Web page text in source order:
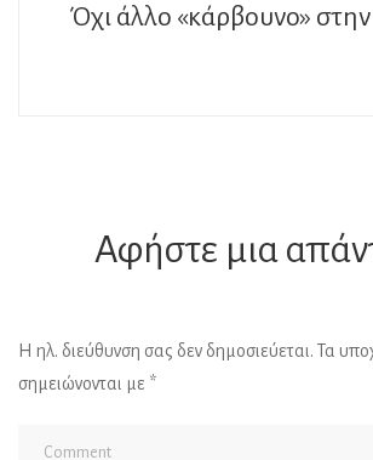
Όχι άλλο «κάρβουνο» στην
Αφήστε μια
Η ηλ. διεύθυνση σας δεν δημοσιεύεται. Τα
σημειώνονται με *